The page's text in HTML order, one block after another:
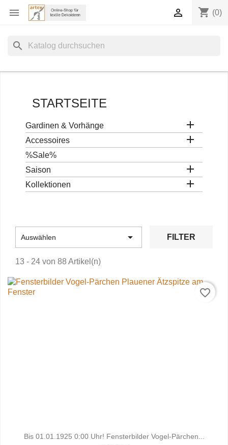
 shopping_cart (0)

search
STARTSEITE
Gardinen & Vorhänge 
Accessoires 
%Sale%
Saison

Kollektionen 
Auswählen  FILTER
13 - 24 von 88 Artikel(n)
Bis 01.01.1925 0:00 Uhr! Fensterbilder Vogel-Pärchen...
favorite_border